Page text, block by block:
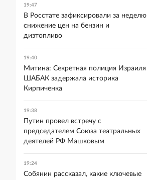
19:47
В Росстате зафиксировали за неделю
снижение цен на бензин и
дизтопливо
19:40
Митина: Секретная полиция Израиля
ШАБАК задержала историка
Кирпиченка
19:38
Путин провел встречу с
председателем Союза театральных
деятелей РФ Машковым
19:24
Собянин рассказал, какие ключевые